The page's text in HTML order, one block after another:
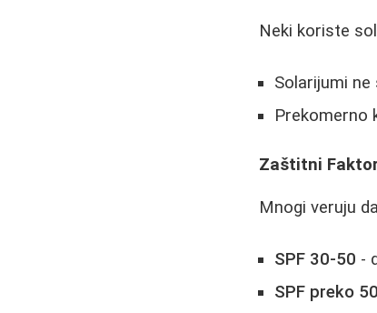
Neki koriste
Solarijumi
Prekomerno
Zaštitni
Mnogi veruju
SPF 30-50 -
SPF preko 50